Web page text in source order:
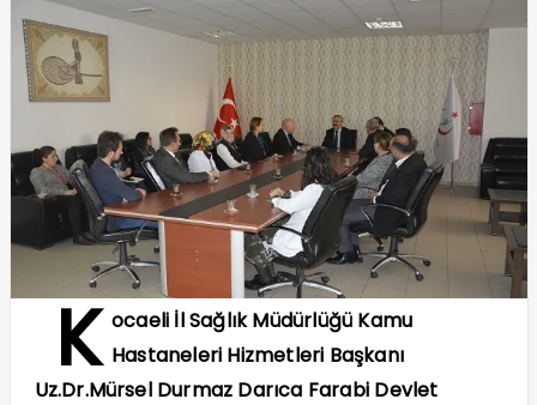
K ocaeli İl Sağlık Müdürlüğü Kamu
Hastaneleri Hizmetleri Başkanı
Uz.Dr.Mürsel Durmaz Darıca Farabi Devlet